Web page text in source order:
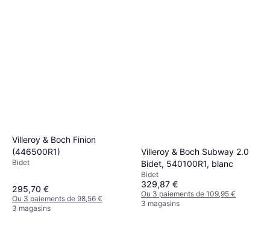
Villeroy & Boch Finion
(446500R1)
Bidet
295,70 €
Ou 3 paiements de 98,56 €
3 magasins
Villeroy & Boch Subway 2.0
Bidet, 540100R1, blanc
Bidet
329,87 €
Ou 3 paiements de 109,95 €
3 magasins